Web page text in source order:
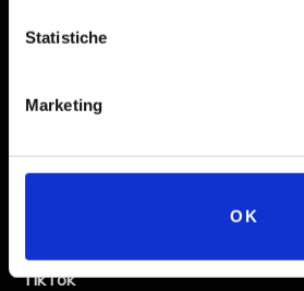
Statistiche
Marketing
OK
Facebook
X
TikTok